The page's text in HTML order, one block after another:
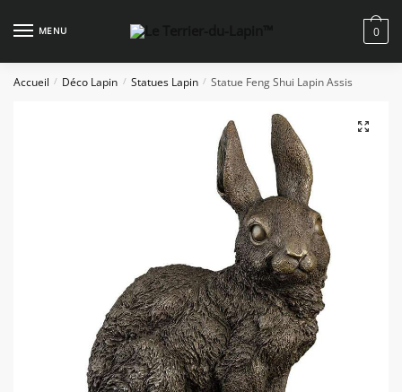
MENU 0
Accueil / Déco Lapin / Statues Lapin / Statue Feng Shui Lapin Assis